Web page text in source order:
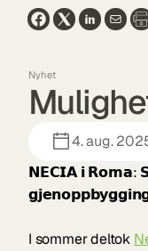
Nyhet
4. aug.
𝗡𝗘𝗖𝗜𝗔 𝗶 𝗥𝗼𝗺𝗮:
I sommer deltok